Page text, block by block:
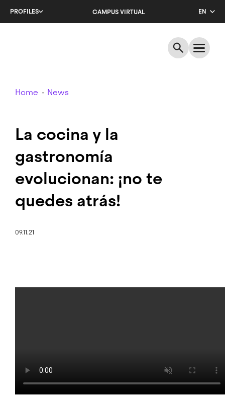
PROFILES CAMPUS VIRTUAL
EN
ES
Breadcrumb
Home News
La cocina y la
gastronomía
evolucionan: ¡no te
quedes atrás!
09.11.21